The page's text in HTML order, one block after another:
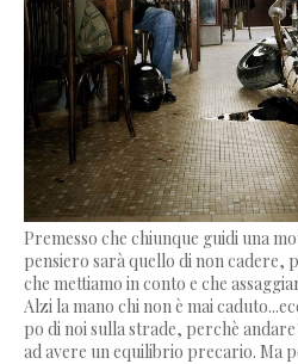
Premesso che chiunque guidi una
pensiero sarà quello di non cadere,
che mettiamo in conto e che
Alzi la mano chi non è mai
po di noi sulla strade, perchè
ad avere un equilibrio precario. Ma